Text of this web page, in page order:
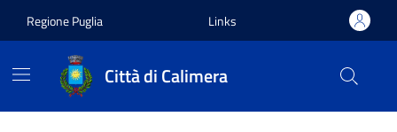
Regione Puglia Links
Città di Calimera